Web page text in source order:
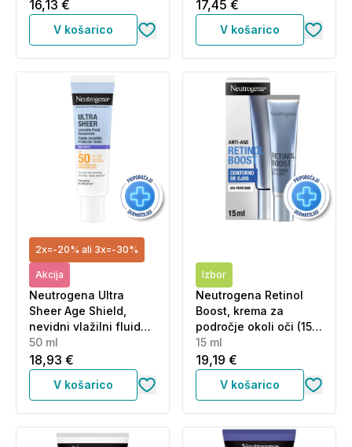
16,13 €
V košarico
17,45 €
V košarico
2x=-20% ali 3x=-30%
Akcija
Neutrogena Ultra
Sheer Age Shield,
nevidni vlažilni fluid
za zaščito pred
soncem (50 ml)
50 ml
18,93 €
V košarico
Izbor
Neutrogena Retinol
Boost, krema za
področje okoli oči (15
ml)
15 ml
19,19 €
V košarico